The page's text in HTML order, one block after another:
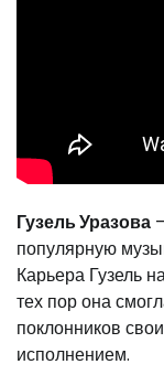
Гузель Уразова
популярную
Карьера Гузель
тех пор она
поклонников
исполнением.